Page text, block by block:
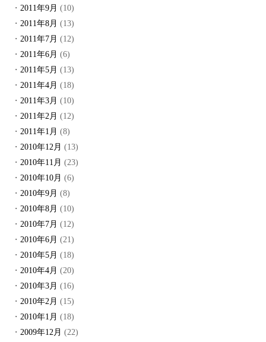
2011年9月 (10)
2011年8月 (13)
2011年7月 (12)
2011年6月 (6)
2011年5月 (13)
2011年4月 (18)
2011年3月 (10)
2011年2月 (12)
2011年1月 (8)
2010年12月 (13)
2010年11月 (23)
2010年10月 (6)
2010年9月 (8)
2010年8月 (10)
2010年7月 (12)
2010年6月 (21)
2010年5月 (18)
2010年4月 (20)
2010年3月 (16)
2010年2月 (15)
2010年1月 (18)
2009年12月 (22)